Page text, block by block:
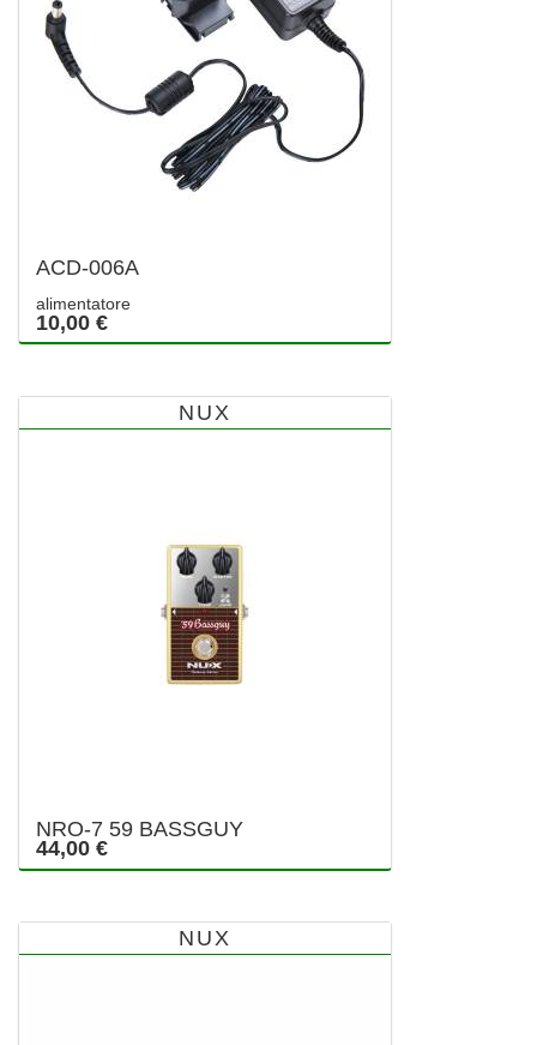
ACD-006A
alimentatore
10,00 €
NUX
NRO-7 59 BASSGUY
44,00 €
NUX